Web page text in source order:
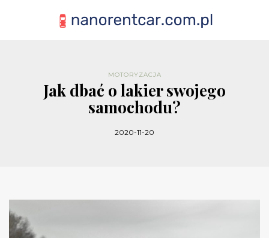
MOTORYZACJA
Jak dbać o lakier swojego
samochodu?
2020-11-20